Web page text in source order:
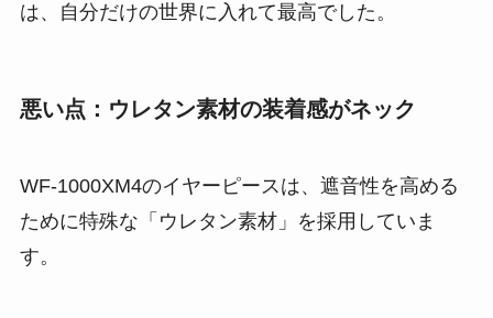
は、自分だけの世界に入れて最高でした。
悪い点：ウレタン素材の装着感がネック
WF-1000XM4のイヤーピースは、遮音性を高める
ために特殊な「ウレタン素材」を採用していま
す。